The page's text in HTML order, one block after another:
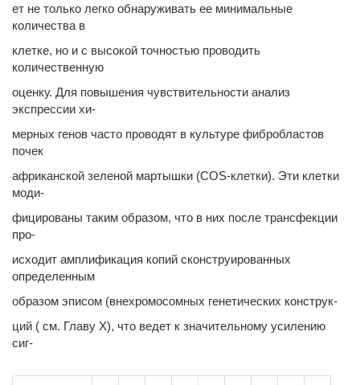
ет не только легко обнаруживать ее минимальные
количества в
клетке, но и с высокой точностью проводить
количественную
оценку. Для повышения чувствительности анализ
экспрессии хи-
мерных генов часто проводят в культуре фибробластов
почек
африканской зеленой мартышки (COS-клетки). Эти клетки
моди-
фицированы таким образом, что в них после трансфекции
про-
исходит амплификация копий сконструированных
определенным
образом эписом (внехромосомных генетических конструк-
ций ( см. Главу X), что ведет к значительному усилению
сиг-